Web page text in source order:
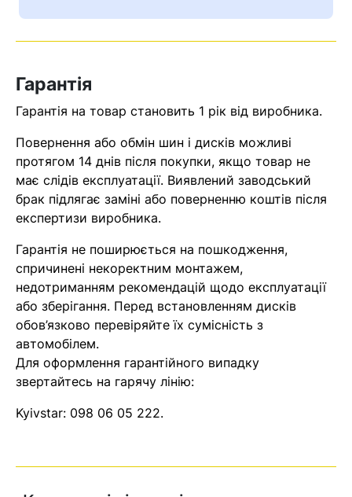
Помилка:
знайдена.
Гарантія
Гарантія на товар становить 1 рік від виробника.
Повернення або обмін шин і дисків можливі
протягом 14 днів після покупки, якщо товар не
має слідів експлуатації. Виявлений заводський
брак підлягає заміні або поверненню коштів після
експертизи виробника.
Гарантія не поширюється на пошкодження,
спричинені некоректним монтажем,
недотриманням рекомендацій щодо експлуатації
або зберігання. Перед встановленням дисків
обов’язково перевіряйте їх сумісність з
автомобілем.
Для оформлення гарантійного випадку
звертайтесь на гарячу лінію:
Kyivstar: 098 06 05 222.